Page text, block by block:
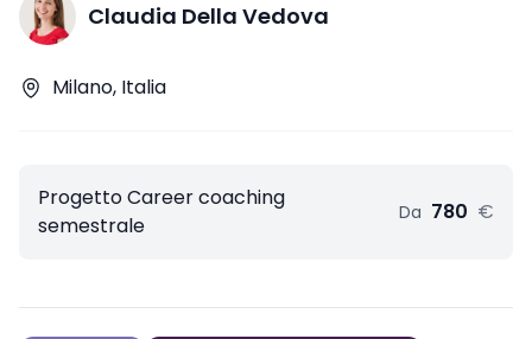
Claudia Della Vedova
Milano, Italia
Progetto Career coaching
semestrale
Da 780 €